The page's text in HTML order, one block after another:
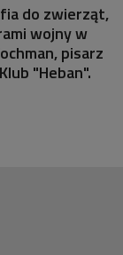
do zwierząt,
wojny w
pisarz
"Heban".